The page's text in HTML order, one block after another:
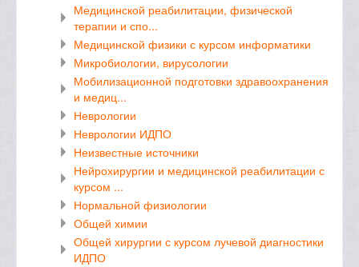
Медицинской реабилитации, физической
терапии и спо...
Медицинской физики с курсом информатики
Микробиологии, вирусологии
Мобилизационной подготовки здравоохранения
и медиц...
Неврологии
Неврологии ИДПО
Неизвестные источники
Нейрохирургии и медицинской реабилитации с
курсом ...
Нормальной физиологии
Общей химии
Общей хирургии с курсом лучевой диагностики
ИДПО